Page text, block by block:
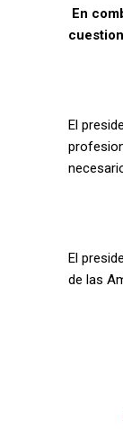
En
El
El
de las